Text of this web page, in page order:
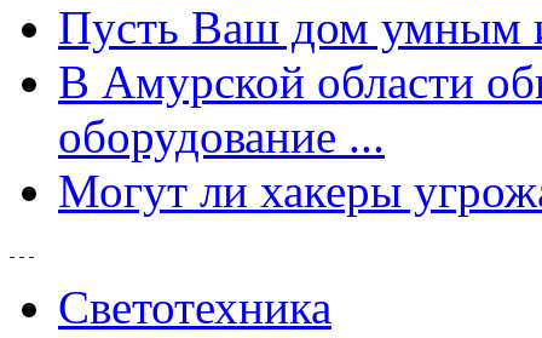
Пусть Ваш дом умным
В Амурской области
оборудование ...
Могут ли хакеры
Светотехника